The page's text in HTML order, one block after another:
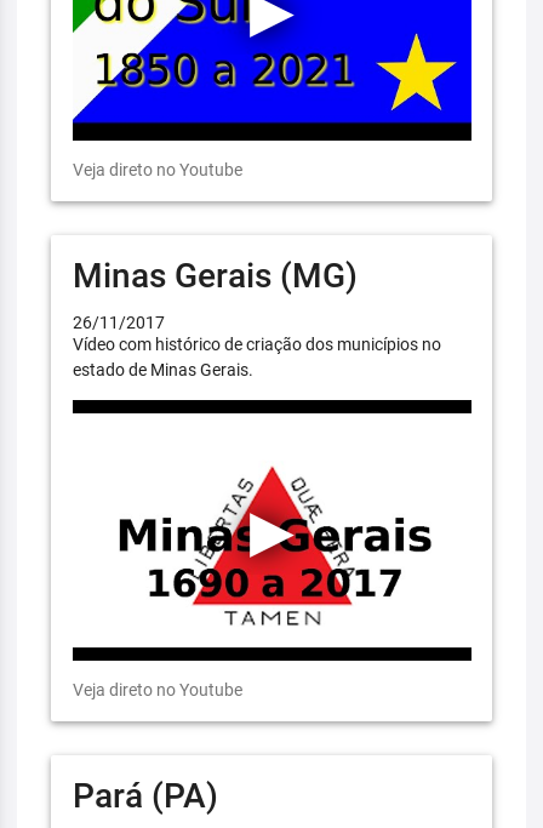
Veja direto no Youtube
Minas Gerais (MG)
26/11/2017
Vídeo com histórico de criação dos municípios no
estado de Minas Gerais.
Veja direto no Youtube
Pará (PA)